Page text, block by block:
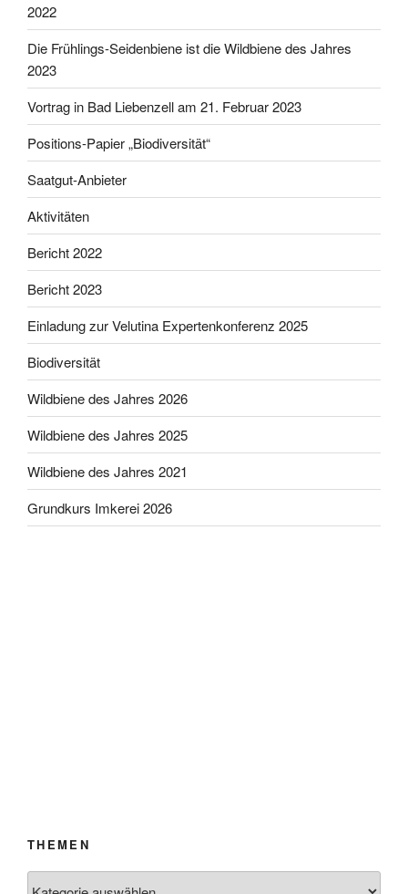
2022
Die Frühlings-Seidenbiene ist die Wildbiene des Jahres
2023
Vortrag in Bad Liebenzell am 21. Februar 2023
Positions-Papier „Biodiversität“
Saatgut-Anbieter
Aktivitäten
Bericht 2022
Bericht 2023
Einladung zur Velutina Expertenkonferenz 2025
Biodiversität
Wildbiene des Jahres 2026
Wildbiene des Jahres 2025
Wildbiene des Jahres 2021
Grundkurs Imkerei 2026
THEMEN